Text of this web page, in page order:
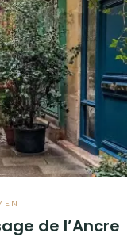
de l’Ancre